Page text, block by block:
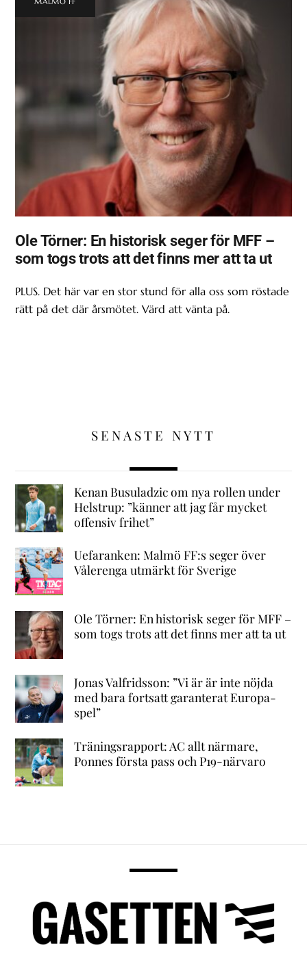
Ole Törner: En historisk seger för MFF –
som togs trots att det finns mer att ta ut
PLUS. Det här var en stor stund för alla oss som röstade
rätt på det där årsmötet. Värd att vänta på.
SENASTE NYTT
Kenan Busuladzic om nya rollen under
Helstrup: ”känner att jag får mycket
offensiv frihet”
Uefaranken: Malmö FF:s seger över
Vålerenga utmärkt för Sverige
Ole Törner: En historisk seger för MFF –
som togs trots att det finns mer att ta ut
Jonas Valfridsson: ”Vi är är inte nöjda
med bara fortsatt garanterat Europa-
spel”
Träningsrapport: AC allt närmare,
Ponnes första pass och P19-närvaro